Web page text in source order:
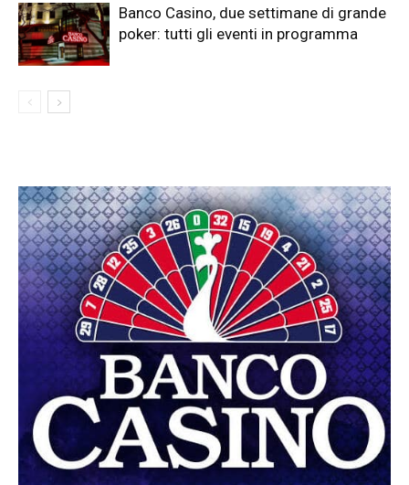
Banco Casino, due settimane di grande
poker: tutti gli eventi in programma